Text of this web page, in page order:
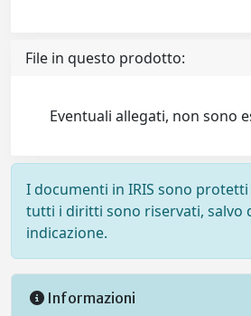
File in questo prodotto:
Eventuali allegati, non sono
I documenti in IRIS sono
tutti i diritti sono riservati, salvo
indicazione.
Informazioni